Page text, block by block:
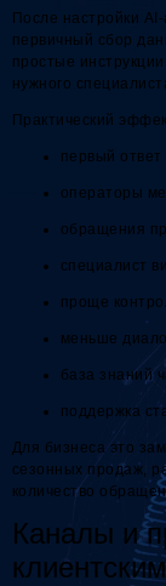
После настройки
первичный сбор
простые
нужного
Практический
первый
операторы
обращения
специалист
проще
меньше
база знаний
поддержка
Для бизнеса это
сезонных продаж,
количество
Каналы и